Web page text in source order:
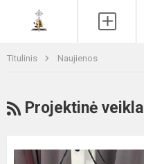
Titulinis Naujienos
RSS
Projektinė veikla
Dešimtokų